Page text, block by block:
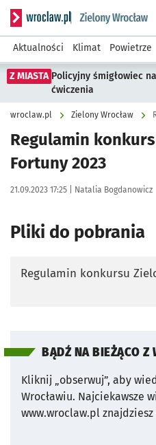
Serwis informacyjny
Aktualności Klimat Powietrze
Z MIASTA Policyjny śmigłowiec
ćwiczenia
wroclaw.pl Zielony Wrocław
Regulamin
Fortuny 2023
Data publikacji:
21.09.2023 17:25 | Autor:
Natalia Bogdanowicz
Pliki do pobrania
Regulamin konkursu
BĄDŹ NA BIEŻĄCO Z
Kliknij „obserwuj”, aby
Wrocławiu. Najciekawsze
www.wroclaw.pl znajdziesz